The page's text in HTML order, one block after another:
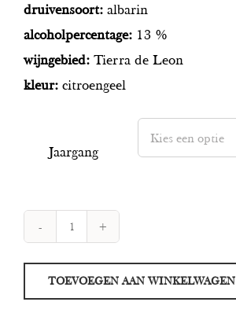
druivensoort: albarin
alcoholpercentage: 13 %
wijngebied: Tierra de Leon
kleur: citroengeel
Jaargang
Pardevalles
Blanco
Albarin
TOEVOEGEN AAN WINKELWAGEN